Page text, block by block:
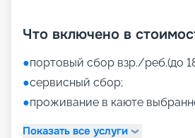
Что включено в
●портовый сбор взр./реб.(до
●сервисный сбор;
●проживание в каюте
Показать все услуги